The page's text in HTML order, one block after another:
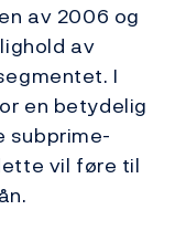
av 2006 og
av
I
en betydelig
subprime-
vil føre til